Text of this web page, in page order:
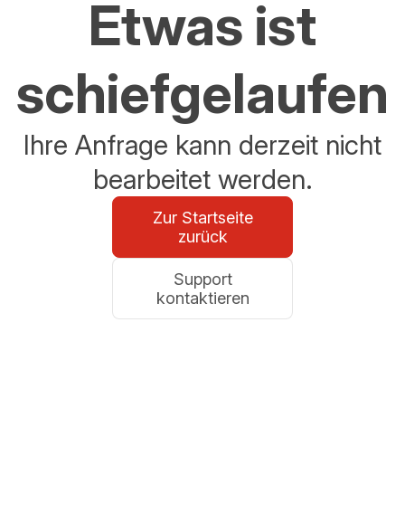
Etwas ist
schiefgelaufen
Ihre Anfrage kann derzeit nicht
bearbeitet werden.
Zur Startseite
zurück
Support
kontaktieren